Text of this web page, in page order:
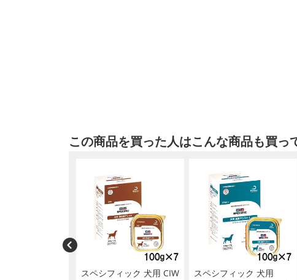
この商品を買った人はこんな商品も買っ
スペシフィック 犬用 CIW
スペシフィック 犬用